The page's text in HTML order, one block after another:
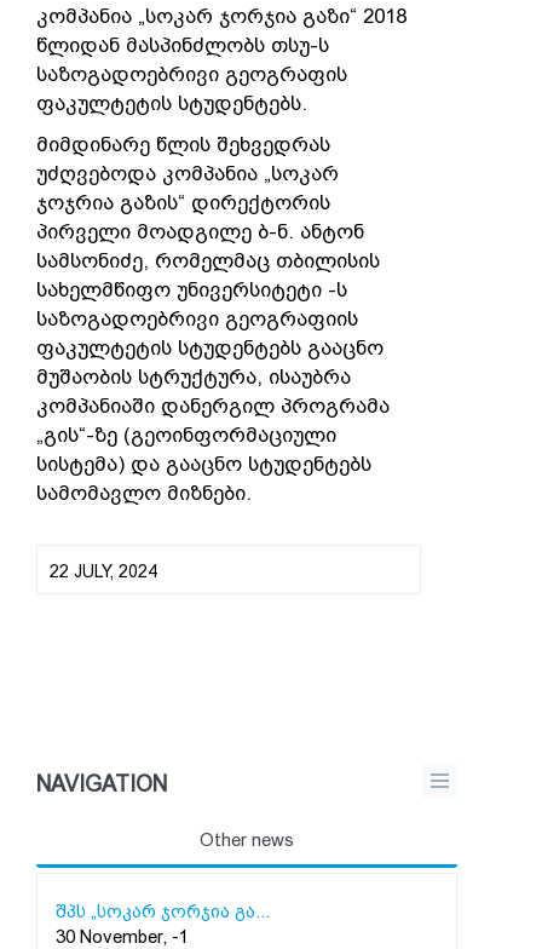
კომპანია „სოკარ ჯორჯია გაზი“ 2018
წლიდან მასპინძლობს თსუ-ს
საზოგადოებრივი გეოგრაფის
ფაკულტეტის სტუდენტებს.
მიმდინარე წლის შეხვედრას
უძღვებოდა კომპანია „სოკარ
ჯოჯრია გაზის“ დირექტორის
პირველი მოადგილე ბ-ნ. ანტონ
სამსონიძე, რომელმაც თბილისის
სახელმწიფო უნივერსიტეტი -ს
საზოგადოებრივი გეოგრაფიის
ფაკულტეტის სტუდენტებს გააცნო
მუშაობის სტრუქტურა, ისაუბრა
კომპანიაში დანერგილ პროგრამა
„გის“-ზე (გეოინფორმაციული
სისტემა) და გააცნო სტუდენტებს
სამომავლო მიზნები.
22 JULY, 2024
NAVIGATION
Other news
შპს „სოკარ ჯორჯია გა...
30 November, -1